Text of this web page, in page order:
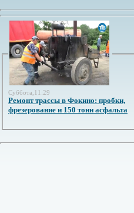
Суббота,11:29
Ремонт трассы в Фокино: пробки,
фрезерование и 150 тонн асфальта